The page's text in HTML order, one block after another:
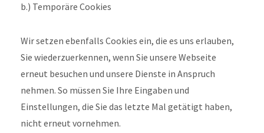
b.) Temporäre Cookies
Wir setzen ebenfalls Cookies ein, die es uns erlauben,
Sie wiederzuerkennen, wenn Sie unsere Webseite
erneut besuchen und unsere Dienste in Anspruch
nehmen. So müssen Sie Ihre Eingaben und
Einstellungen, die Sie das letzte Mal getätigt haben,
nicht erneut vornehmen.